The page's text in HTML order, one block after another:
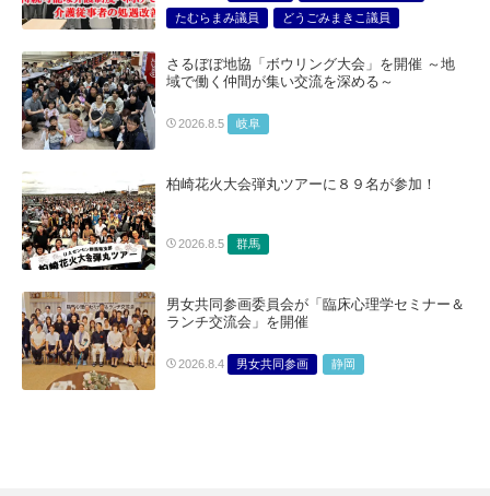
たむらまみ議員
どうごみまきこ議員
さるぼぼ地協「ボウリング大会」を開催 ～地
域で働く仲間が集い交流を深める～
2026.8.5 岐阜
柏崎花火大会弾丸ツアーに８９名が参加！
2026.8.5 群馬
男女共同参画委員会が「臨床心理学セミナー＆
ランチ交流会」を開催
2026.8.4 男女共同参画 静岡